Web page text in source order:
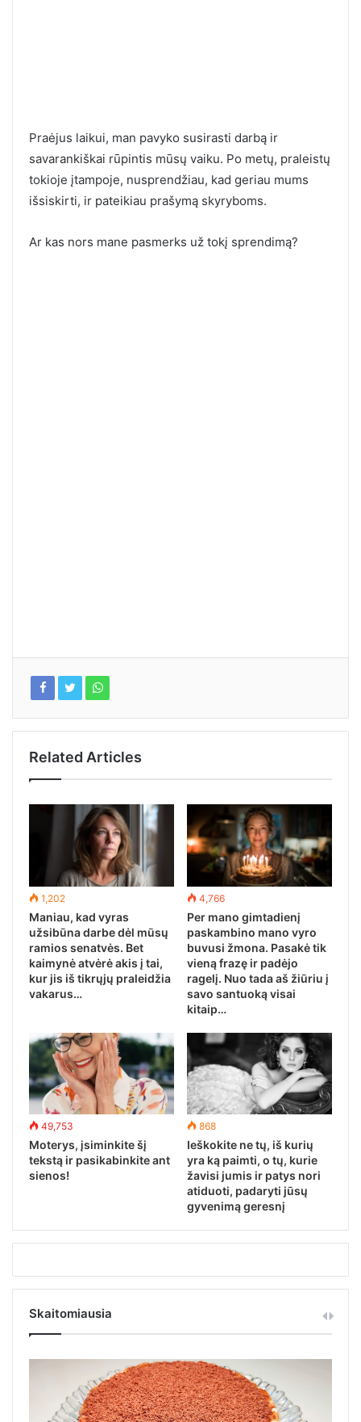
Praėjus laikui, man pavyko susirasti darbą ir
savarankiškai rūpintis mūsų vaiku. Po metų, praleistų
tokioje įtampoje, nusprendžiau, kad geriau mums
išsiskirti, ir pateikiau prašymą skyryboms.
Ar kas nors mane pasmerks už tokį sprendimą?
Related Articles
1,202
Maniau, kad vyras
užsibūna darbe dėl mūsų
ramios senatvės. Bet
kaimynė atvėrė akis į tai,
kur jis iš tikrųjų praleidžia
vakarus…
4,766
Per mano gimtadienį
paskambino mano vyro
buvusi žmona. Pasakė tik
vieną frazę ir padėjo
ragelį. Nuo tada aš žiūriu į
savo santuoką visai
kitaip…
49,753
Moterys, įsiminkite šį
tekstą ir pasikabinkite ant
sienos!
868
Ieškokite ne tų, iš kurių
yra ką paimti, o tų, kurie
žavisi jumis ir patys nori
atiduoti, padaryti jūsų
gyvenimą geresnį
Skaitomiausia